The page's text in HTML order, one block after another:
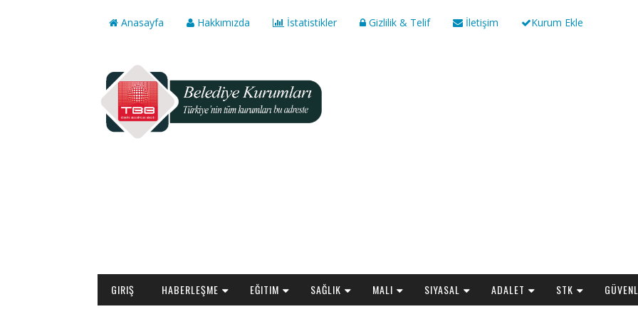
Anasayfa Hakkımızda İstatistikler Gizlilik & Telif İletişim Kurum Ekle
GIRIŞ HABERLEŞME EĞITIM SAĞLIK MALI SIYASAL ADALET STK